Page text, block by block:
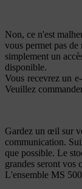
Non, ce n'est
vous permet pas
simplement un
disponible.
Vous recevrez un
Veuillez
Gardez un œil sur
communication.
que possible. Le
grandes seront vos
L'ensemble MS